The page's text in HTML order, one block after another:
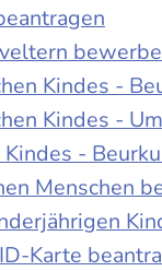
Kindes -
Kindes -
-
Menschen
Karte